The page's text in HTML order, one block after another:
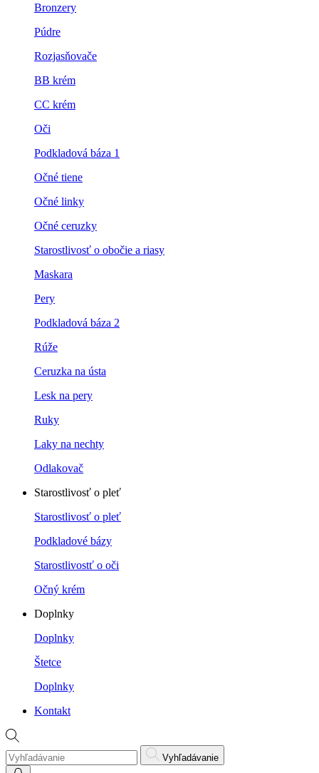
Bronzery
Púdre
Rozjasňovače
BB krém
CC krém
Oči
Podkladová báza 1
Očné tiene
Očné linky
Očné ceruzky
Starostlivosť o obočie a riasy
Maskara
Pery
Podkladová báza 2
Rúže
Ceruzka na ústa
Lesk na pery
Ruky
Laky na nechty
Odlakovač
Starostlivosť o pleť
Starostlivosť o pleť
Podkladové bázy
Starostlivostť o oči
Očný krém
Doplnky
Doplnky
Štetce
Doplnky
Kontakt
Vyhľadávanie